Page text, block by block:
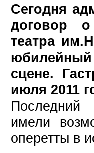
Сегодня
договор о
театра
юбилейный
сцене.
июля 2011
Последний
имели
оперетты в